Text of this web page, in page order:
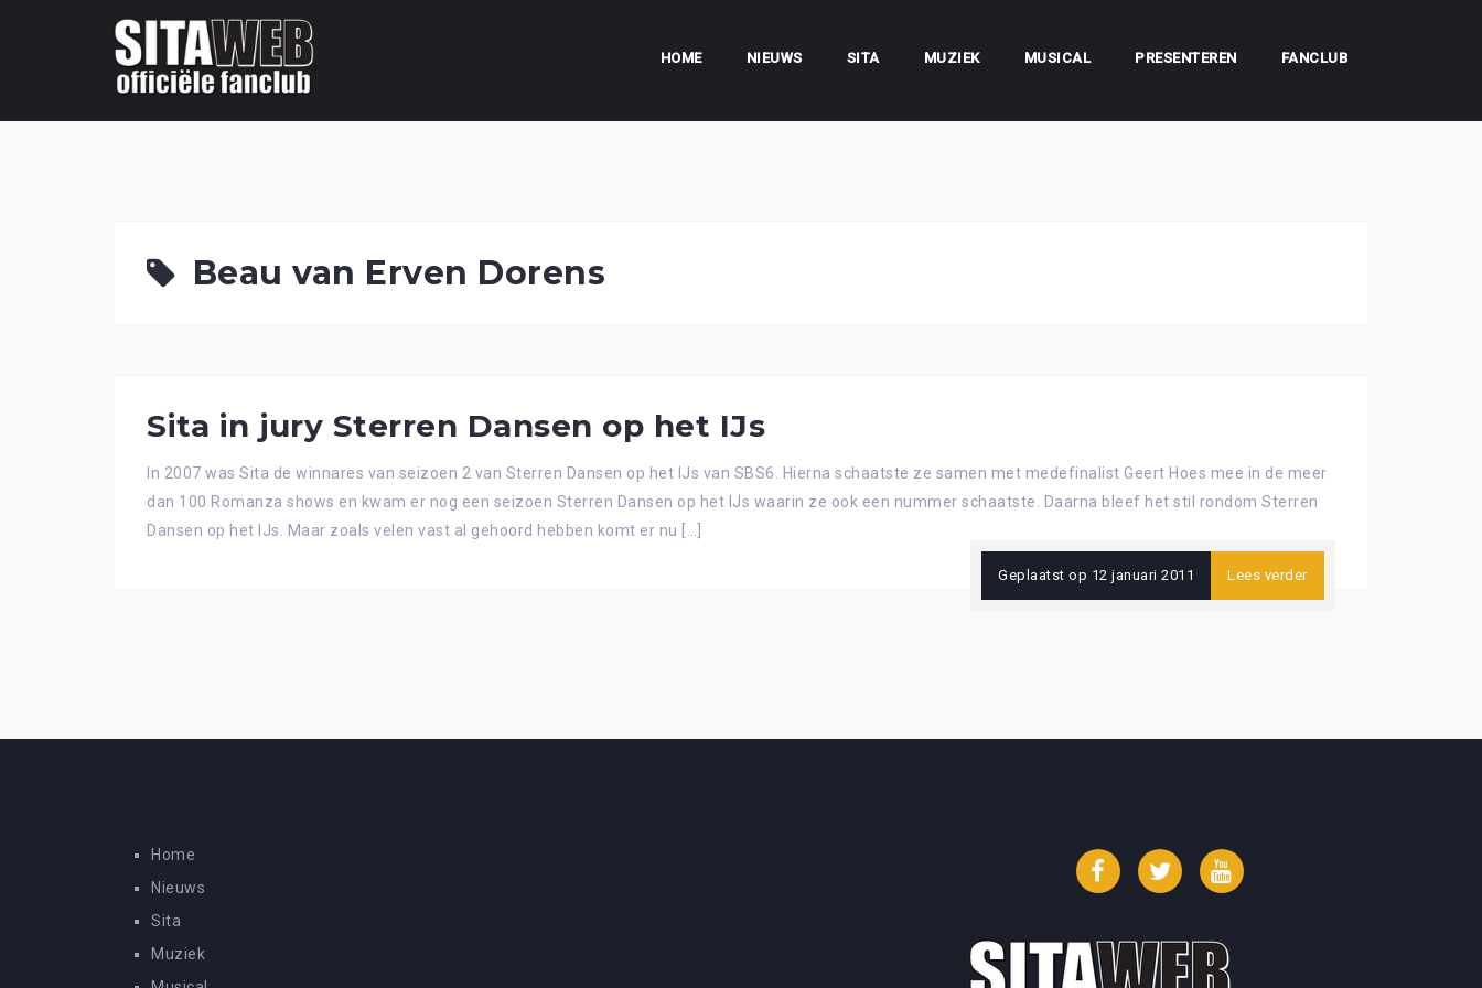
HOME NIEUWS SITA MUZIEK MUSICAL PRESENTEREN FANCLUB
Beau van Erven Dorens
Sita in jury Sterren Dansen op het IJs
In 2007 was Sita de winnares van seizoen 2 van Sterren Dansen op het IJs van SBS6. Hierna schaatste ze samen met medefinalist Geert Hoes mee in de meer
dan 100 Romanza shows en kwam er nog een seizoen Sterren Dansen op het IJs waarin ze ook een nummer schaatste. Daarna bleef het stil rondom Sterren
Dansen op het IJs. Maar zoals velen vast al gehoord hebben komt er nu […]
Geplaatst op 12 januari 2011 Lees verder
Home
Nieuws
Sita
Muziek
FacebookTwitter YouTube